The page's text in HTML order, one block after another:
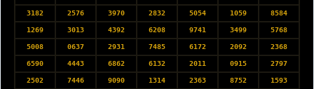
3182 2576 3970 2832 5054 1059 8584
1269 3013 4392 6208 9741 3499 5768
5008 0637 2931 7485 6172 2092 2368
6590 4443 6862 6132 2011 0915 2797
2502 7446 9090 1314 2363 8752 1593